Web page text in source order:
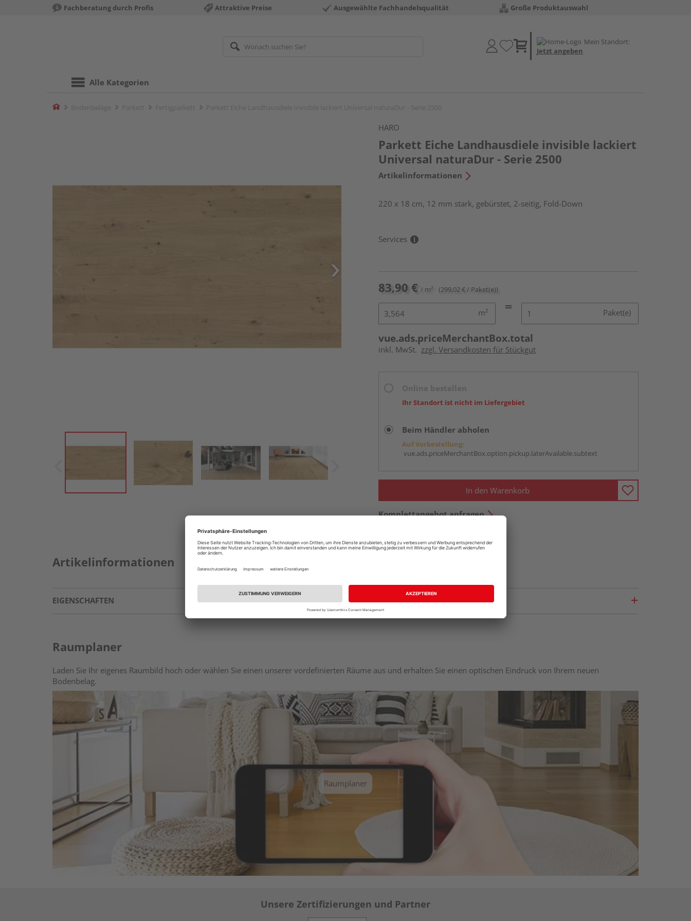
Fachberatung durch Profis Attraktive Preise Ausgewählte Fachhandelsqualität Große Produktauswahl
Mein Standort:
Jetzt angeben
Alle Kategorien
Home
HARO
Parkett Eiche Landhausdiele invisible lackiert
Universal naturaDur - Serie 2500
Artikelinformationen
220 x 18 cm, 12 mm stark, gebürstet, 2-seitig, Fold-Down
Services
83,90 € / m² (299,02 € / Paket(e))
m² Paket(e)
vue.ads.priceMerchantBox.total
inkl. MwSt. zzgl. Versandkosten für Stückgut
Ihr Standort ist nicht im Liefergebiet
Beim Händler abholen
Auf Vorbestellung:
vue.ads.priceMerchantBox.option.pickup.laterAvailable.subtext
In den Warenkorb
Komplettangebot anfragen
Artikelinformationen
EIGENSCHAFTEN
Raumplaner
Laden Sie Ihr eigenes Raumbild hoch oder wählen Sie einen unserer vordefinierten Räume aus und erhalten Sie einen optischen Eindruck von Ihrem neuen
Bodenbelag.
Raumplaner
Unsere Zertifizierungen und Partner